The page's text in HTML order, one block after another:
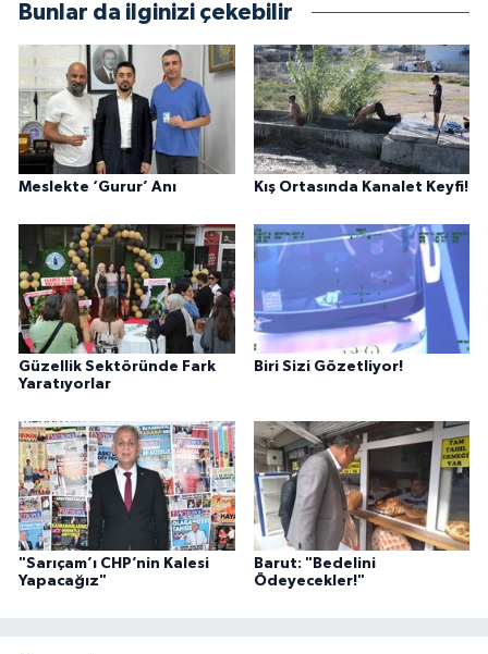
Bunlar da ilginizi çekebilir
Meslekte ‘Gurur’ Anı Kış Ortasında Kanalet Keyfi!
Güzellik Sektöründe Fark
Yaratıyorlar
Biri Sizi Gözetliyor!
"Sarıçam’ı CHP’nin Kalesi
Yapacağız"
Barut: "Bedelini
Ödeyecekler!"